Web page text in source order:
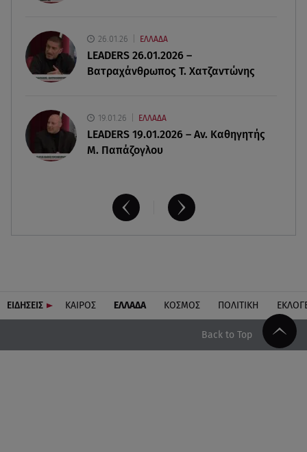
Πάρος 4χρονος: Στο μικροσκόπιο τα μέτρα
ασφαλείας στο beach bar
26.01.26 ΕΛΛΑΔΑ
LEADERS 26.01.2026 –
Βατραχάνθρωπος Τ. Χατζαντώνης
19.01.26 ΕΛΛΑΔΑ
LEADERS 19.01.2026 – Αν. Καθηγητής
Μ. Παπάζογλου
ΕΙΔΗΣΕΙΣ ΚΑΙΡΟΣ ΕΛΛΑΔΑ ΚΟΣΜΟΣ ΠΟΛΙΤΙΚΗ
Back to Top